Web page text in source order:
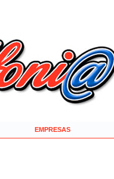
EMPRESAS